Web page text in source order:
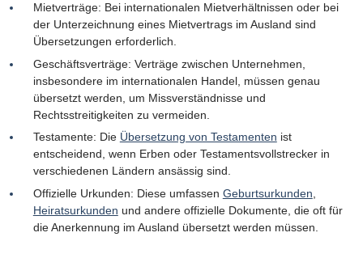
Mietverträge: Bei internationalen Mietverhältnissen oder bei
der Unterzeichnung eines Mietvertrags im Ausland sind
Übersetzungen erforderlich.
Geschäftsverträge: Verträge zwischen Unternehmen,
insbesondere im internationalen Handel, müssen genau
übersetzt werden, um Missverständnisse und
Rechtsstreitigkeiten zu vermeiden.
Testamente: Die Übersetzung von Testamenten ist
entscheidend, wenn Erben oder Testamentsvollstrecker in
verschiedenen Ländern ansässig sind.
Offizielle Urkunden: Diese umfassen Geburtsurkunden
Heiratsurkunden und andere offizielle Dokumente, die oft für
die Anerkennung im Ausland übersetzt werden müssen.